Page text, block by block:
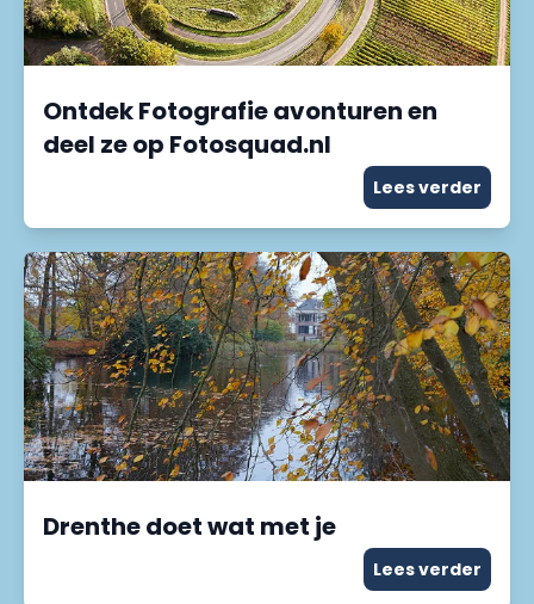
Ontdek Fotografie avonturen en
deel ze op Fotosquad.nl
Lees verder
Drenthe doet wat met je
Lees verder